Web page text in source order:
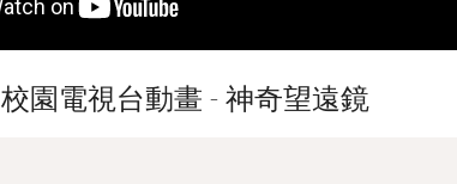
校園電視台動畫 - 神奇望遠鏡